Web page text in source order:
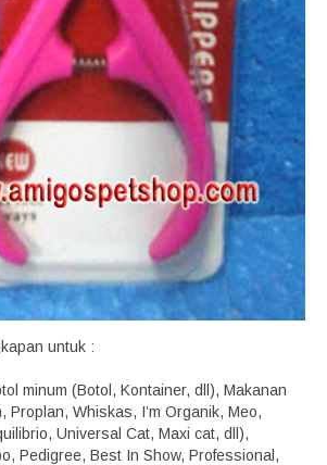
untuk :
minum (Botol, Kontainer, dll), Makanan
Proplan, Whiskas, I’m Organik, Meo,
Universal Cat, Maxi cat, dll),
Pedigree, Best In Show, Professional,